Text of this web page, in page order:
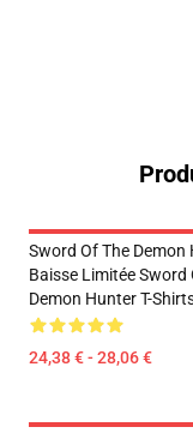
Sword Of The Demon
Baisse Limitée Sword
Demon Hunter T-
24,38 € - 28,06 €